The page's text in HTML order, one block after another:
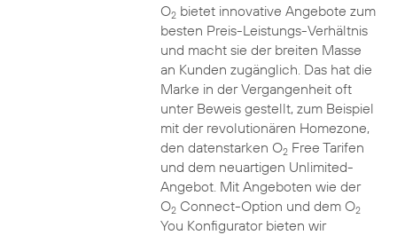
O2bietet innovative Angebote zum
besten Preis-Leistungs-Verhältnis
und macht sie der breiten Masse
an Kunden zugänglich. Das hat die
Marke in der Vergangenheit oft
unter Beweis gestellt, zum Beispiel
mit der revolutionären Homezone,
den datenstarken O2Free Tarifen
und dem neuartigen Unlimited-
Angebot. Mit Angeboten wie der
O2Connect-Option und dem O2
You Konfigurator bieten wir